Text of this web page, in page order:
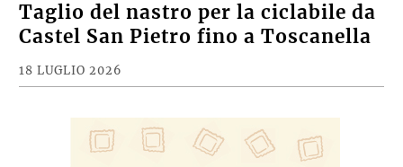
Taglio del nastro per la ciclabile da
Castel San Pietro fino a Toscanella
18 LUGLIO 2026